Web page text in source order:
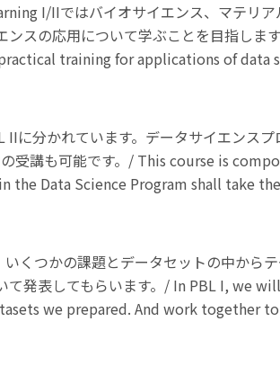
I/IIではバイオサイエンス、マテリ
ンスの応用について学ぶことを目指し
training for applications of data
IIに分かれています。データサイエンス
受講も可能です。/ This course is
the Data Science Program shall take
くつかの課題とデータセットの中から
て発表してもらいます。/ In PBL I, we
we prepared. And work together